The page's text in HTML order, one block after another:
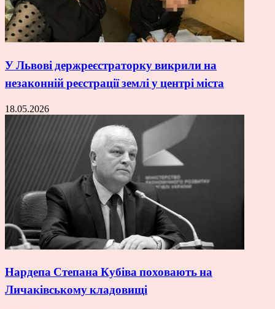
У Львові держреєстраторку викрили на
незаконній реєстрації землі у центрі міста
18.05.2026
Нардепа Степана Кубіва поховають на
Личаківському кладовищі